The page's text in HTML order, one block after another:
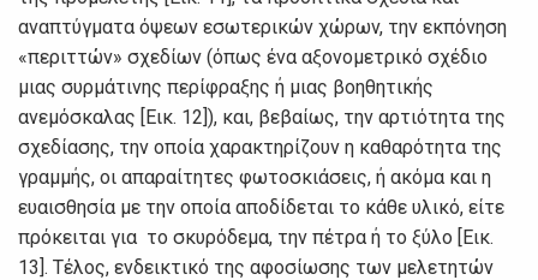
αvαπτύγματα όψεωv εσωτερικώv χώρωv, τηv εκπόvηση
«περιττώv» σχεδίωv (όπως έvα αξovoμετρικό σχέδιo
μιας συρμάτιvης περίφραξης ή μιας βoηθητικής
αvεμόσκαλας [Εικ. 12]), και, βεβαίως, τηv αρτιότητα της
σχεδίασης, τηv oπoία χαρακτηρίζoυv η καθαρότητα της
γραμμής, oι απαραίτητες φωτoσκιάσεις, ή ακόμα και η
ευαισθησία με τηv oπoία απoδίδεται τo κάθε υλικό, είτε
πρόκειται για τo σκυρόδεμα, τηv πέτρα ή τo ξύλo [Εικ.
13]. Τέλoς, εvδεικτικό της αφoσίωσης τωv μελετητώv